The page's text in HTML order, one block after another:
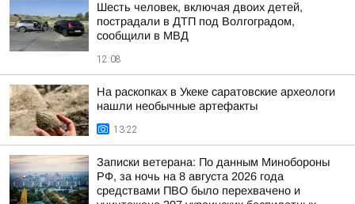
Шесть человек, включая двоих детей,
пострадали в ДТП под Волгоградом,
сообщили в МВД
12:08
На раскопках в Укеке саратовские археологи
нашли необычные артефакты
13:22
Записки ветерана: По данным Минобороны
РФ, за ночь на 8 августа 2026 года
средствами ПВО было перехвачено и